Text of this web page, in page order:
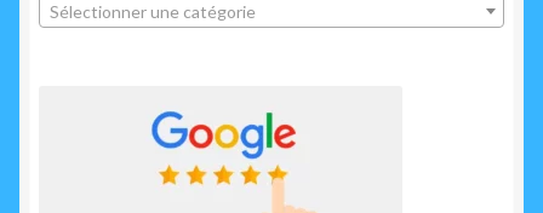
Sélectionner une catégorie